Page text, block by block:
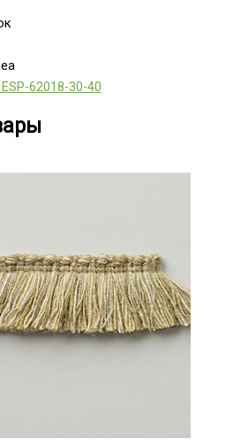
62018-30-40